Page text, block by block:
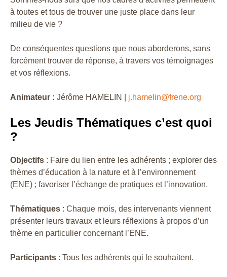
à toutes et tous de trouver une juste place dans leur
milieu de vie ?
De conséquentes questions que nous aborderons, sans
forcément trouver de réponse, à travers vos témoignages
et vos réflexions.
Animateur : Jérôme HAMELIN | j.hamelin@frene.org
Les Jeudis Thématiques c’est quoi
?
Objectifs : Faire du lien entre les adhérents ; explorer des
thèmes d’éducation à la nature et à l’environnement
(ENE) ; favoriser l’échange de pratiques et l’innovation.
Thématiques : Chaque mois, des intervenants viennent
présenter leurs travaux et leurs réflexions à propos d’un
thème en particulier concernant l’ENE.
Participants : Tous les adhérents qui le souhaitent.